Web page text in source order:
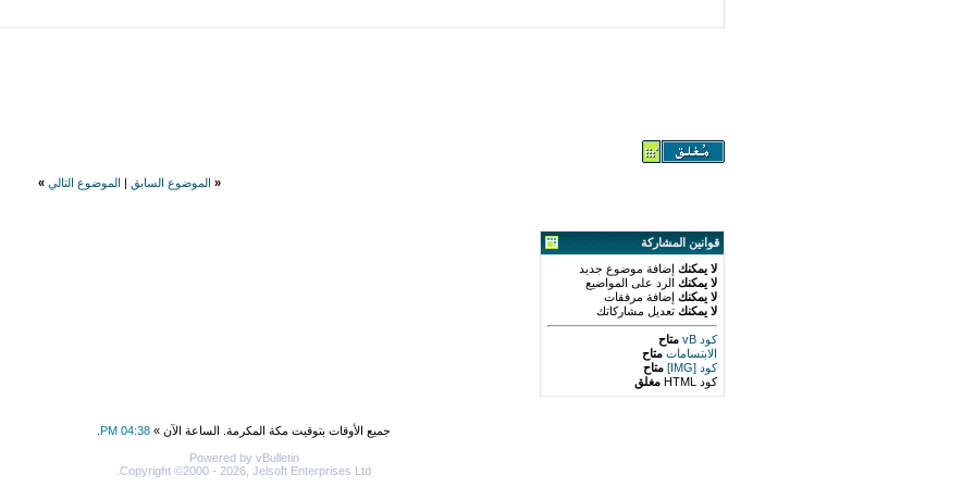
« الموضوع السابق الموضوع التالي »
قوانين المشاركة
لا يمكنك إضافة موضوع جديد
لا يمكنك الرد على المواضيع
لا يمكنك إضافة مرفقات
لا يمكنك تعديل مشاركاتك
كود vB
متاح
الابتسامات متاح
كود [IMG]
متاح
كود HTML
مغلق
جميع الأوقات بتوقيت مكة المكرمة. الساعة الآن » 04:38 PM
Powered by vBulletin
Copyright ©2000 - 2026, Jelsoft Enterprises Ltd.